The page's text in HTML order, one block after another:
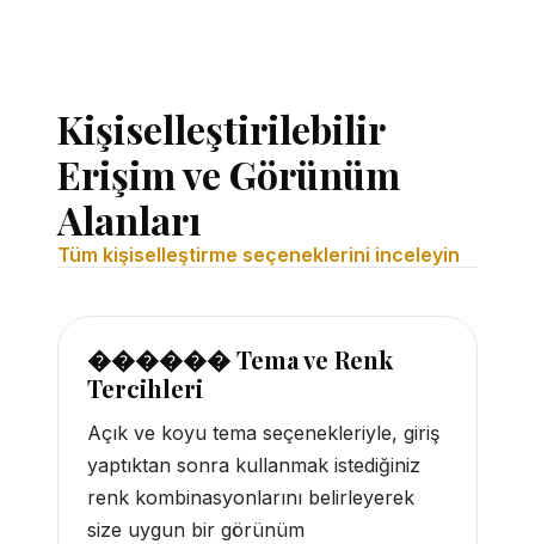
Kişiselleştirilebilir
Erişim ve Görünüm
Alanları
Tüm kişiselleştirme seçeneklerini inceleyin
������ Tema ve Renk
Tercihleri
Açık ve koyu tema seçenekleriyle, giriş
yaptıktan sonra kullanmak istediğiniz
renk kombinasyonlarını belirleyerek
size uygun bir görünüm